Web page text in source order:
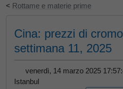
< Rottame e materie prime
Cina: prezzi di
settimana 11, 2025
venerdì, 14 marzo 2025
Istanbul